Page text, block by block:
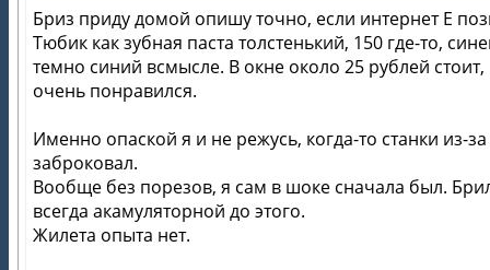
Бриз приду домой опишу точно, если интернет Е
Тюбик как зубная паста толстенький, 150 где-то,
темно синий всмысле. В окне около 25 рублей
очень понравился.
Именно опаской я и не режусь, когда-то станки из-за
заброковал.
Вообще без порезов, я сам в шоке сначала был.
всегда акамуляторной до этого.
Жилета опыта нет.